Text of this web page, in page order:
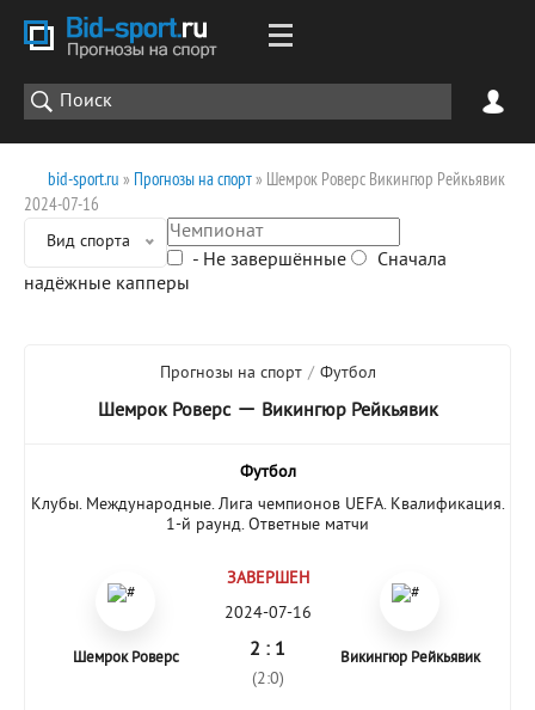
bid-sport.ru » Прогнозы на спорт» Шемрок Роверс Викингюр Рейкьявик
2024-07-16
Вид спорта
- Не завершённые
Сначала
надёжные капперы
Прогнозы на спорт / Футбол
Шемрок Роверс — Викингюр Рейкьявик
Футбол
Клубы. Международные. Лига чемпионов UEFA. Квалификация.
1-й раунд. Ответные матчи
Шемрок Роверс
ЗАВЕРШЕН
2024-07-16
2 : 1
(2:0)
Викингюр Рейкьявик